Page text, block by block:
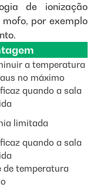
de ionização
por exemplo
a temperatura
no máximo
quando a sala
limitada
quando a sala
de temperatura